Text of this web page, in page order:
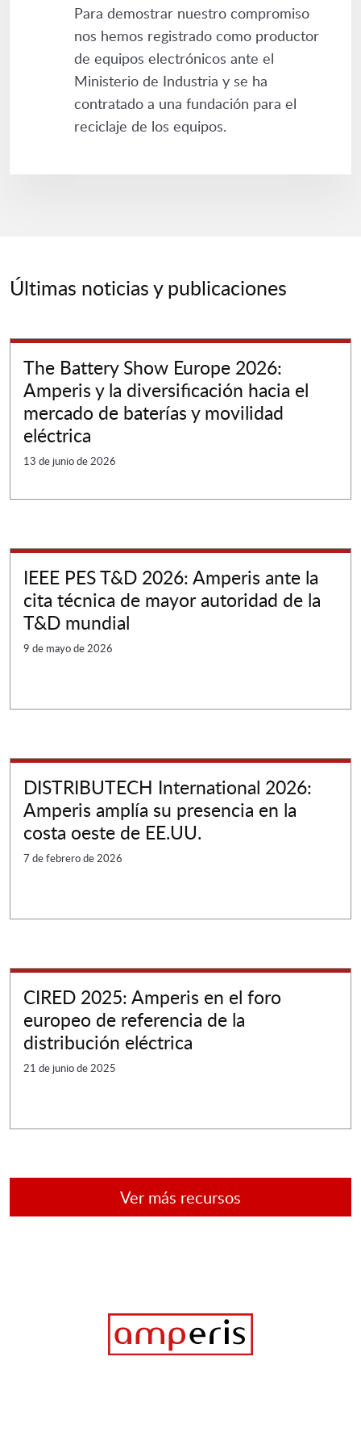
Para demostrar nuestro compromiso
nos hemos registrado como productor
de equipos electrónicos ante el
Ministerio de Industria y se ha
contratado a una fundación para el
reciclaje de los equipos.
Últimas noticias y publicaciones
The Battery Show Europe 2026:
Amperis y la diversificación hacia el
mercado de baterías y movilidad
eléctrica
13 de junio de 2026
IEEE PES T&D 2026: Amperis ante la
cita técnica de mayor autoridad de la
T&D mundial
9 de mayo de 2026
DISTRIBUTECH International 2026:
Amperis amplía su presencia en la
costa oeste de EE.UU.
7 de febrero de 2026
CIRED 2025: Amperis en el foro
europeo de referencia de la
distribución eléctrica
21 de junio de 2025
Ver más recursos